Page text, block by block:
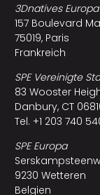
3Dnatives Europa
157 Boulevard
75019, Paris
Frankreich
SPE Vereinigte
83 Wooster
Danbury, CT
Tel. +1 203 740
SPE Europa
9230 Wetteren
Belgien